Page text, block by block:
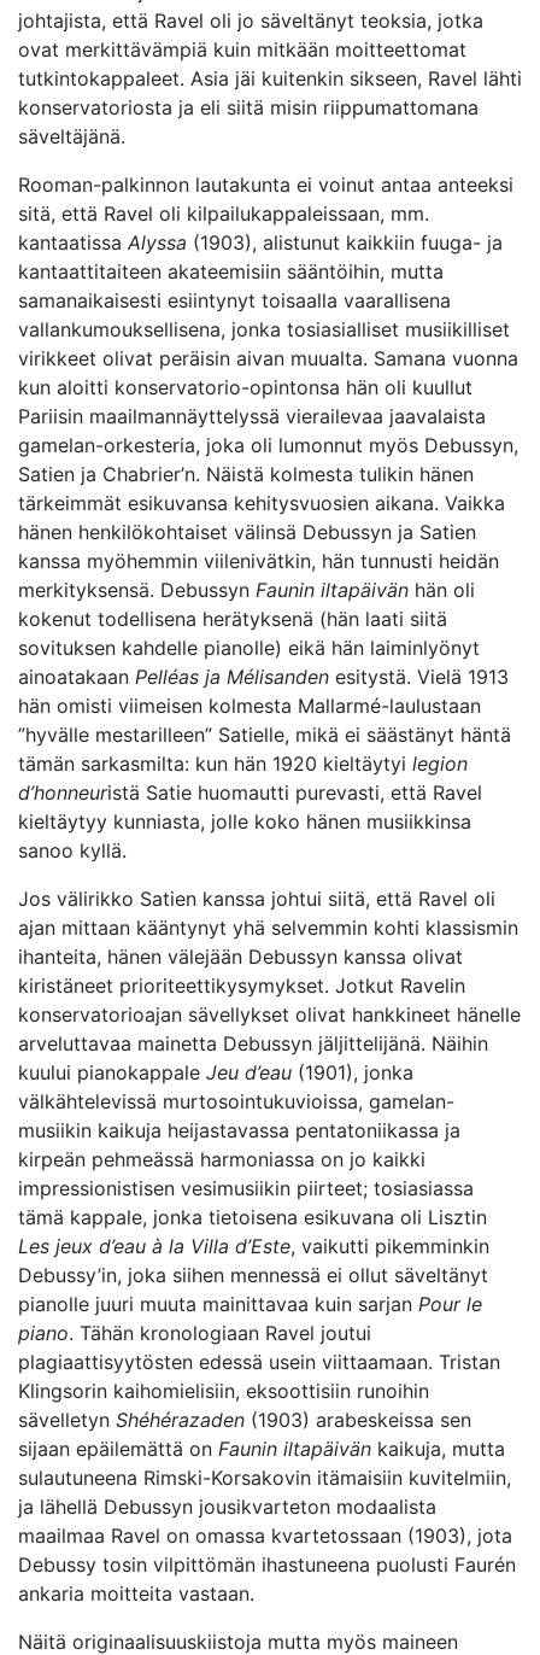
johtajista, että Ravel oli jo säveltänyt teoksia, jotka
ovat merkittävämpiä kuin mitkään moitteettomat
tutkintokappaleet. Asia jäi kuitenkin sikseen, Ravel lähti
konservatoriosta ja eli siitä misin riippumattomana
säveltäjänä.
Rooman-palkinnon lautakunta ei voinut antaa anteeksi
sitä, että Ravel oli kilpailukappaleissaan, mm.
kantaatissa Alyssa (1903), alistunut kaikkiin fuuga- ja
kantaattitaiteen akateemisiin sääntöihin, mutta
samanaikaisesti esiintynyt toisaalla vaarallisena
vallankumouksellisena, jonka tosiasialliset musiikilliset
virikkeet olivat peräisin aivan muualta. Samana vuonna
kun aloitti konservatorio-opintonsa hän oli kuullut
Pariisin maailmannäyttelyssä vierailevaa jaavalaista
gamelan-orkesteria, joka oli lumonnut myös Debussyn,
Satien ja Chabrier’n. Näistä kolmesta tulikin hänen
tärkeimmät esikuvansa kehitysvuosien aikana. Vaikka
hänen henkilökohtaiset välinsä Debussyn ja Satien
kanssa myöhemmin viilenivätkin, hän tunnusti heidän
merkityksensä. Debussyn Faunin iltapäivän hän oli
kokenut todellisena herätyksenä (hän laati siitä
sovituksen kahdelle pianolle) eikä hän laiminlyönyt
ainoatakaan Pelléas ja Mélisanden esitystä. Vielä 1913
hän omisti viimeisen kolmesta Mallarmé-laulustaan
”hyvälle mestarilleen” Satielle, mikä ei säästänyt häntä
tämän sarkasmilta: kun hän 1920 kieltäytyi legion
d’honneuristä Satie huomautti purevasti, että Ravel
kieltäytyy kunniasta, jolle koko hänen musiikkinsa
sanoo kyllä.
Jos välirikko Satien kanssa johtui siitä, että Ravel oli
ajan mittaan kääntynyt yhä selvemmin kohti klassismin
ihanteita, hänen välejään Debussyn kanssa olivat
kiristäneet prioriteettikysymykset. Jotkut Ravelin
konservatorioajan sävellykset olivat hankkineet hänelle
arveluttavaa mainetta Debussyn jäljittelijänä. Näihin
kuului pianokappale Jeu d’eau (1901), jonka
välkähtelevissä murtosointukuvioissa, gamelan-
musiikin kaikuja heijastavassa pentatoniikassa ja
kirpeän pehmeässä harmoniassa on jo kaikki
impressionistisen vesimusiikin piirteet; tosiasiassa
tämä kappale, jonka tietoisena esikuvana oli Lisztin
Les jeux d’eau à la Villa d’Este, vaikutti pikemminkin
Debussy’in, joka siihen mennessä ei ollut säveltänyt
pianolle juuri muuta mainittavaa kuin sarjan Pour le
piano. Tähän kronologiaan Ravel joutui
plagiaattisyytösten edessä usein viittaamaan. Tristan
Klingsorin kaihomielisiin, eksoottisiin runoihin
sävelletyn Shéhérazaden (1903) arabeskeissa sen
sijaan epäilemättä on Faunin iltapäivän kaikuja, mutta
sulautuneena Rimski-Korsakovin itämaisiin kuvitelmiin,
ja lähellä Debussyn jousikvarteton modaalista
maailmaa Ravel on omassa kvartetossaan (1903), jota
Debussy tosin vilpittömän ihastuneena puolusti Faurén
ankaria moitteita vastaan.
Näitä originaalisuuskiistoja mutta myös maineen